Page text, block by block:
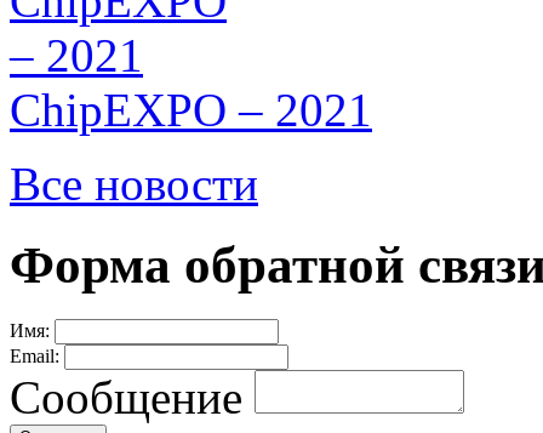
ChipEXPO – 2021
Все новости
Форма обратной
Имя:
Email:
Сообщение